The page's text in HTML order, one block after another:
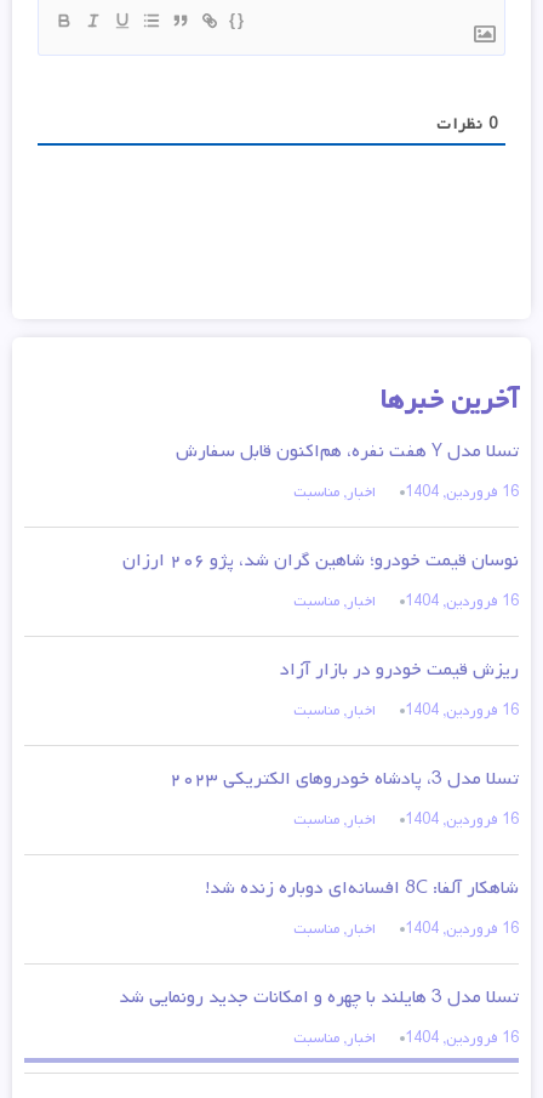
آخرین خبرها
تسلا مدل Y هفت نفره، هم‌اکنون قابل سفارش
16 فروردین, 1404 اخبار, مناسبت
نوسان قیمت خودرو؛ شاهین گران شد، پژو ۲۰۶ ارزان
16 فروردین, 1404 اخبار, مناسبت
ریزش قیمت خودرو در بازار آزاد
16 فروردین, 1404 اخبار, مناسبت
تسلا مدل 3، پادشاه خودروهای الکتریکی ۲۰۲۳
16 فروردین, 1404 اخبار, مناسبت
شاهکار آلفا: 8C افسانه‌ای دوباره زنده شد!
16 فروردین, 1404 اخبار, مناسبت
تسلا مدل 3 هایلند با چهره و امکانات جدید رونمایی شد
16 فروردین, 1404 اخبار, مناسبت
{}
0 نظرات